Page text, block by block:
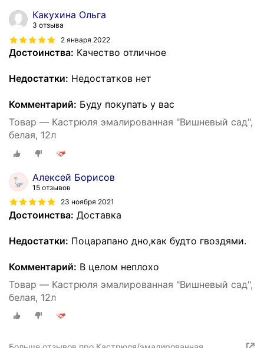
Какухина Ольга
3 отзыва
2 января 2022
Достоинства: Качество отличное
Недостатки: Недостатков нет
Комментарий: Буду покупать у вас
Товар — Кастрюля эмалированная "Вишневый сад",
белая, 12л
Алексей Борисов
15 отзывов
23 ноября 2021
Достоинства: Доставка
Недостатки: Поцарапано дно,как будто гвоздями.
Комментарий: В целом неплохо
Товар — Кастрюля эмалированная "Вишневый сад",
белая, 12л